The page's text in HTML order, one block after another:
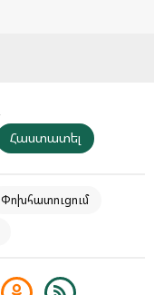
Հաստատել
Փոխհատուցում